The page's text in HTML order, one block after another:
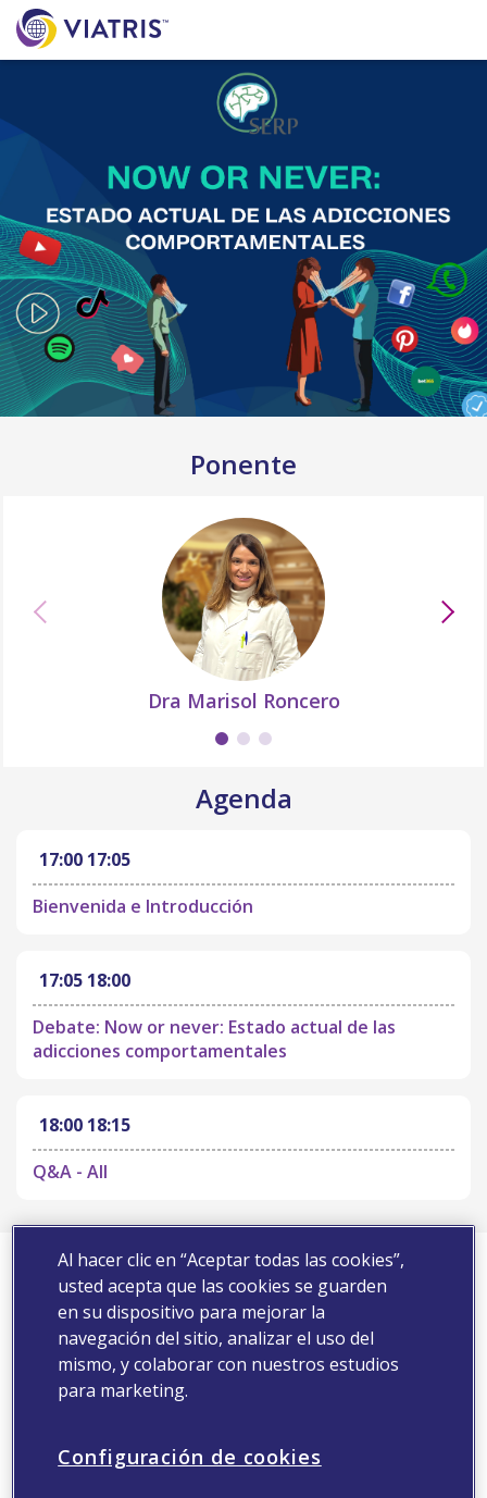
Ponente
Dra Marisol Roncero
Agenda
17:00 17:05
Bienvenida e Introducción
17:05 18:00
Debate: Now or never: Estado actual de las
adicciones comportamentales
18:00 18:15
Q&A - All
Registro
Complete la suguiente información para registrarse en
el evento
Nombre*
Apellidos*
Al hacer clic en “Aceptar todas las cookies”,
usted acepta que las cookies se guarden
en su dispositivo para mejorar la
navegación del sitio, analizar el uso del
mismo, y colaborar con nuestros estudios
para marketing.
Configuración de cookies